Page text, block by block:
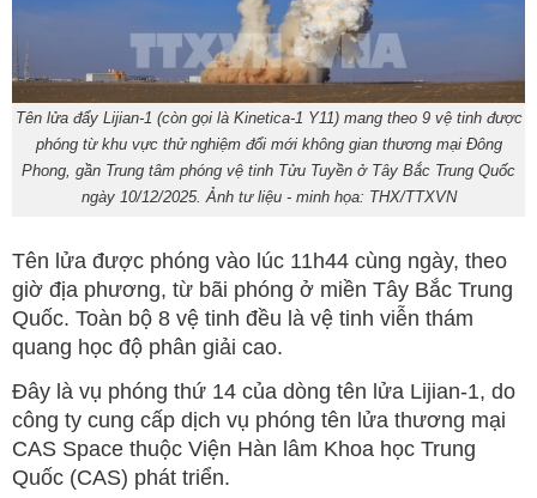
Tên lửa đẩy Lijian-1 (còn gọi là Kinetica-1 Y11) mang theo 9 vệ tinh được
phóng từ khu vực thử nghiệm đổi mới không gian thương mại Đông
Phong, gần Trung tâm phóng vệ tinh Tửu Tuyền ở Tây Bắc Trung Quốc
ngày 10/12/2025. Ảnh tư liệu - minh họa: THX/TTXVN
Tên lửa được phóng vào lúc 11h44 cùng ngày, theo
giờ địa phương, từ bãi phóng ở miền Tây Bắc Trung
Quốc. Toàn bộ 8 vệ tinh đều là vệ tinh viễn thám
quang học độ phân giải cao.
Đây là vụ phóng thứ 14 của dòng tên lửa Lijian-1, do
công ty cung cấp dịch vụ phóng tên lửa thương mại
CAS Space thuộc Viện Hàn lâm Khoa học Trung
Quốc (CAS) phát triển.